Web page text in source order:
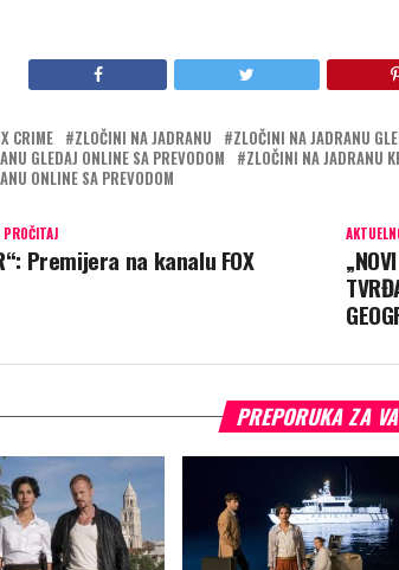
CRIME ZLOČINI NA JADRANU ZLOČINI NA JADRANU
GLEDAJ ONLINE SA PREVODOM
ZLOČINI NA JADRANU
ONLINE SA PREVODOM
PROČITAJ
Premijera na kanalu FOX
PREPORUKA ZA